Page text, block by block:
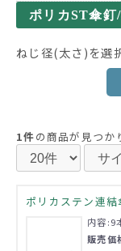
ポリカST傘釘
ねじ径(太さ)を選
1件の商品が見つか
ポリカステン連
内容:9
販売